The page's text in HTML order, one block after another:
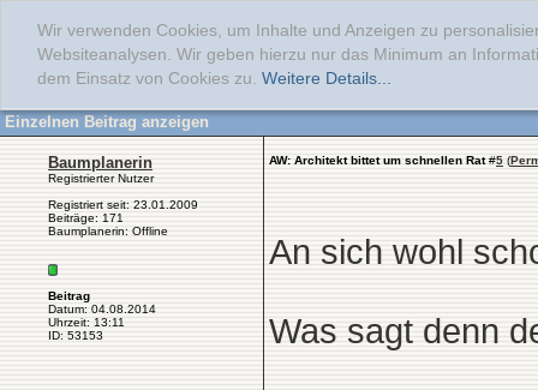
Wir verwenden Cookies, um Inhalte und Anzeigen zu
Websiteanalysen. Wir geben hierzu nur das Minimum an
dem Einsatz von Cookies zu. Weitere Details...
Einzelnen Beitrag anzeigen
Baumplanerin
Registrierter Nutzer
Registriert seit: 23.01.2009
Beiträge: 171
Baumplanerin: Offline
Beitrag
Datum: 04.08.2014
Uhrzeit: 13:11
ID: 53153
AW: Architekt bittet um schnellen Rat#5 (
An sich wohl
Was sagt denn